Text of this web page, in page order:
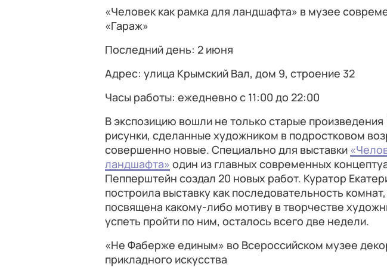
«Человек как рамка для ландшафта» в музее
«Гараж»
Последний день: 2 июня
Адрес: улица Крымский Вал, дом 9, строение 32
Часы работы: ежедневно с 11:00 до 22:00
В экспозицию вошли не только старые произведения
рисунки, сделанные художником в подростковом
совершенно новые. Специально для выставки
ландшафта» один из главных современных
Пепперштейн создал 20 новых работ. Куратор
построила выставку как последовательность
посвящена какому-либо мотиву в творчестве
успеть пройти по ним, осталось всего две недели.
«Не Фаберже единым» во Всероссийском музее
прикладного искусства